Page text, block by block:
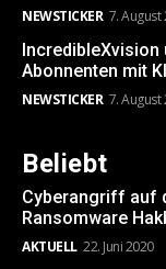
NEWSTICKER 7. August
Abonnenten mit
NEWSTICKER 7. August
Beliebt
Cyberangriff auf
Ransomware
AKTUELL 22. Juni 2020